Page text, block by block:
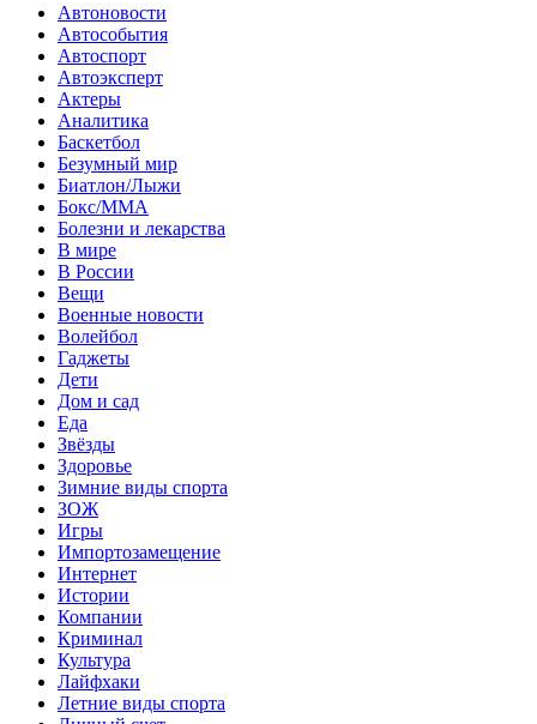
Автоновости
Автособытия
Автоспорт
Автоэксперт
Актеры
Аналитика
Баскетбол
Безумный мир
Биатлон/Лыжи
Бокс/MMA
Болезни и лекарства
В мире
В России
Вещи
Военные новости
Волейбол
Гаджеты
Дети
Дом и сад
Еда
Звёзды
Здоровье
Зимние виды спорта
ЗОЖ
Игры
Импортозамещение
Интернет
Истории
Компании
Криминал
Культура
Лайфхаки
Летние виды спорта